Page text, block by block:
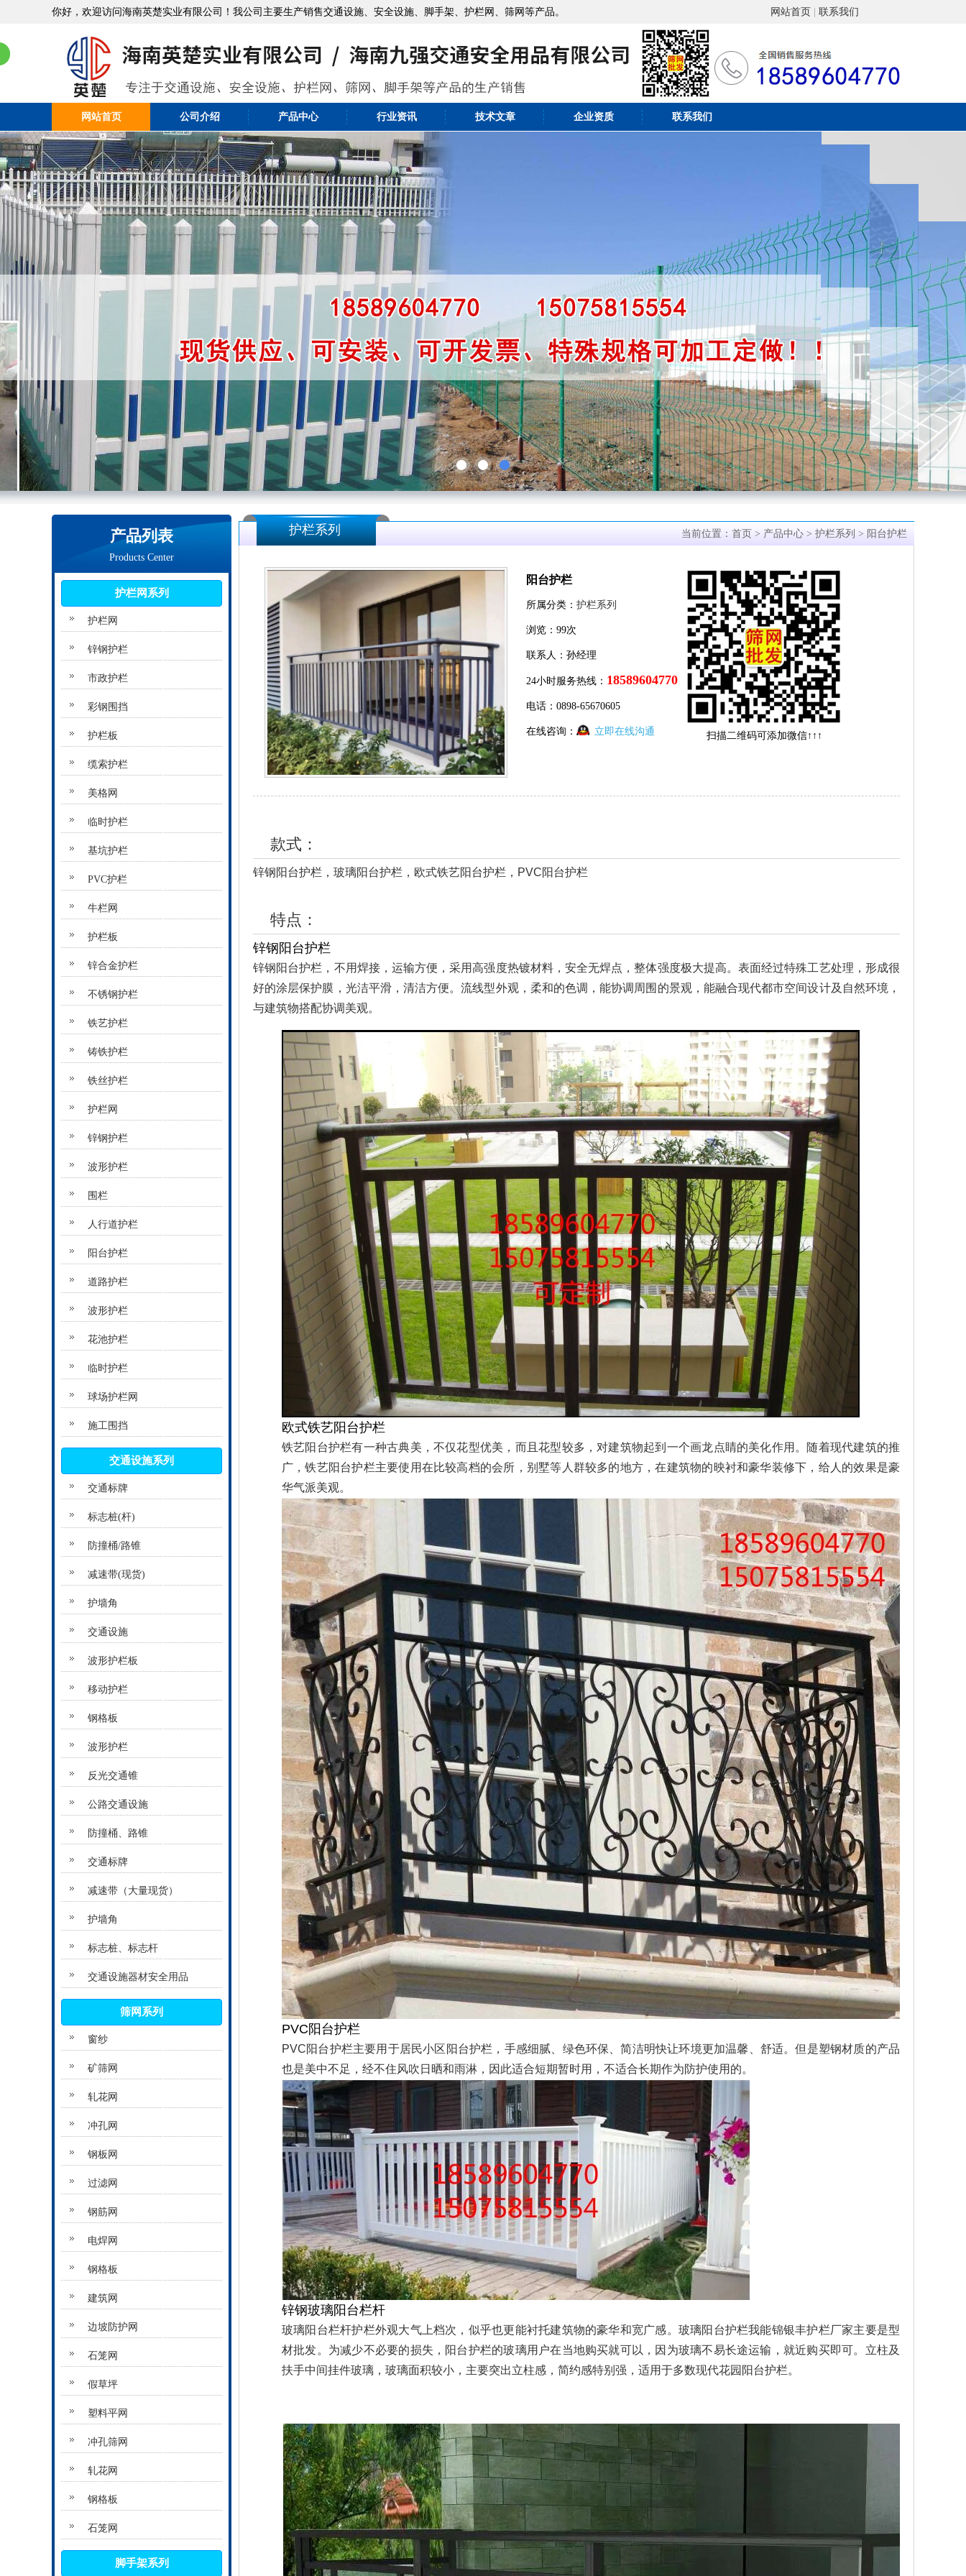
你好，欢迎访问海南英楚实业有限公司！我公司主要生产销售交通设施、安全设施、脚手架、护栏网、筛网等产品。 网站首页 联系我们
网站首页 公司介绍 产品中心 行业资讯 技术文章 企业资质 联系我们
产品列表
Products Center
护栏网系列
护栏网
锌钢护栏
市政护栏
彩钢围挡
护栏板
缆索护栏
美格网
临时护栏
基坑护栏
PVC护栏
牛栏网
护栏板
锌合金护栏
不锈钢护栏
铁艺护栏
铸铁护栏
铁丝护栏
护栏网
锌钢护栏
波形护栏
围栏
人行道护栏
阳台护栏
道路护栏
波形护栏
花池护栏
临时护栏
球场护栏网
施工围挡
交通设施系列
交通标牌
标志桩(杆)
防撞桶/路锥
减速带(现货)
护墙角
交通设施
波形护栏板
移动护栏
钢格板
波形护栏
反光交通锥
公路交通设施
防撞桶、路锥
交通标牌
减速带（大量现货）
护墙角
标志桩、标志杆
交通设施器材安全用品
筛网系列
窗纱
矿筛网
轧花网
冲孔网
钢板网
过滤网
钢筋网
电焊网
钢格板
建筑网
边坡防护网
石笼网
假草坪
塑料平网
冲孔筛网
轧花网
钢格板
石笼网
脚手架系列
护栏系列 当前位置： 首页 > 产品中心 > 护栏系列 > 阳台护栏
阳台护栏
所属分类： 护栏系列
浏览： 99次
联系人：孙经理
24小时服务热线： 18589604770
电话：0898-65670605
在线咨询： 立即在线沟通 扫描二维码可添加微信↑↑↑
款式：
锌钢阳台护栏，玻璃阳台护栏， 欧式铁艺阳台护栏， PVC阳台护栏
特点：
锌钢阳台护栏
锌钢阳台护栏，不用焊接，运输方便，采用高强度热镀材料，安全无焊点，整体强度极大提高。表面经过特殊工艺处理，形成很
好的涂层保护膜，光洁平滑，清洁方便。流线型外观，柔和的色调，能协调周围的景观，能融合现代都市空间设计及自然环境，
与建筑物搭配协调美观。
欧式铁艺阳台护栏
铁艺阳台护栏有一种古典美，不仅花型优美，而且花型较多，对建筑物起到一个画龙点睛的美化作用。随着现代建筑的推
广，铁艺阳台护栏主要使用在比较高档的会所，别墅等人群较多的地方，在建筑物的映衬和豪华装修下，给人的效果是豪
华气派美观。
PVC阳台护栏
PVC阳台护栏主要用于居民小区阳台护栏，手感细腻、绿色环保、简洁明快让环境更加温馨、舒适。但是塑钢材质的产品
也是美中不足，经不住风吹日晒和雨淋，因此适合短期暂时用，不适合长期作为防护使用的。
锌钢玻璃阳台栏杆
玻璃阳台栏杆护栏外观大气上档次，似乎也更能衬托建筑物的豪华和宽广感。玻璃阳台护栏我能锦银丰护栏厂家主要是型
材批发。为减少不必要的损失，阳台护栏的玻璃用户在当地购买就可以，因为玻璃不易长途运输，就近购买即可。立柱及
扶手中间挂件玻璃，玻璃面积较小，主要突出立柱感，简约感特别强，适用于多数现代花园阳台护栏。